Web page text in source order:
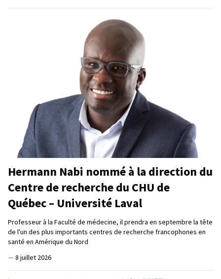
Hermann Nabi nommé à la direction du
Centre de recherche du CHU de
Québec – Université Laval
Professeur à la Faculté de médecine, il prendra en septembre la tête
de l'un des plus importants centres de recherche francophones en
santé en Amérique du Nord
— 8 juillet 2026